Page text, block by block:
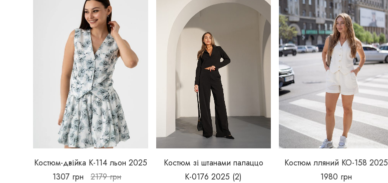
Костюм-двійка К-114 льон 2025
1307 грн 2179грн
Костюм зі штанами палаццо
К-0176 2025 (2)
Костюм лляний КО-158 2025
1980 грн